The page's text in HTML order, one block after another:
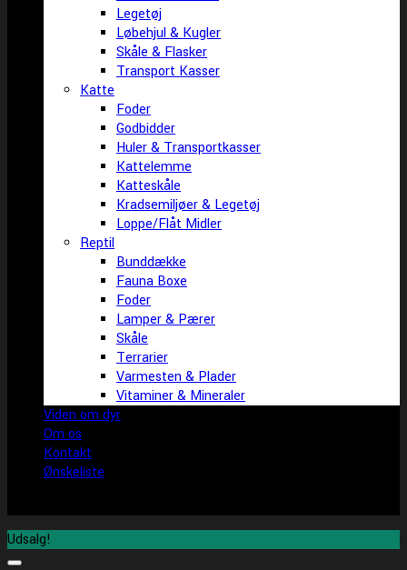
Legetøj
Løbehjul & Kugler
Skåle & Flasker
Transport Kasser
Katte
Foder
Godbidder
Huler & Transportkasser
Kattelemme
Katteskåle
Kradsemiljøer & Legetøj
Loppe/Flåt Midler
Reptil
Bunddække
Fauna Boxe
Foder
Lamper & Pærer
Skåle
Terrarier
Varmesten & Plader
Vitaminer & Mineraler
Viden om dyr
Om os
Kontakt
Ønskeliste
Udsalg!